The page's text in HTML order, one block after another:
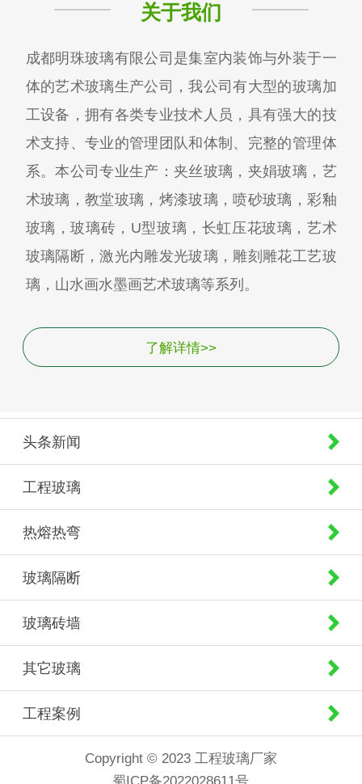
关于我们
成都明珠玻璃有限公司是集室内装饰与外装于一
体的艺术玻璃生产公司，我公司有大型的玻璃加
工设备，拥有各类专业技术人员，具有强大的技
术支持、专业的管理团队和体制、完整的管理体
系。本公司专业生产：夹丝玻璃，夹娟玻璃，艺
术玻璃，教堂玻璃，烤漆玻璃，喷砂玻璃，彩釉
玻璃，玻璃砖，U型玻璃，长虹压花玻璃，艺术
玻璃隔断，激光内雕发光玻璃，雕刻雕花工艺玻
璃，山水画水墨画艺术玻璃等系列。
了解详情>>
头条新闻
工程玻璃
热熔热弯
玻璃隔断
玻璃砖墙
其它玻璃
工程案例
Copyright © 2023 工程玻璃厂家
蜀ICP备2022028611号